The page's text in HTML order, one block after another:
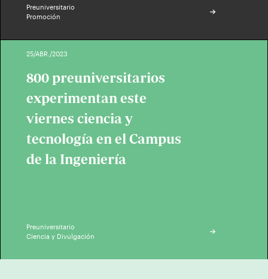
Preuniversitario
Promoción
25/ABR./2023
800 preuniversitarios
experimentan este
viernes ciencia y
tecnología en el Campus
de la Ingeniería
Preuniversitario
Ciencia y Divulgación